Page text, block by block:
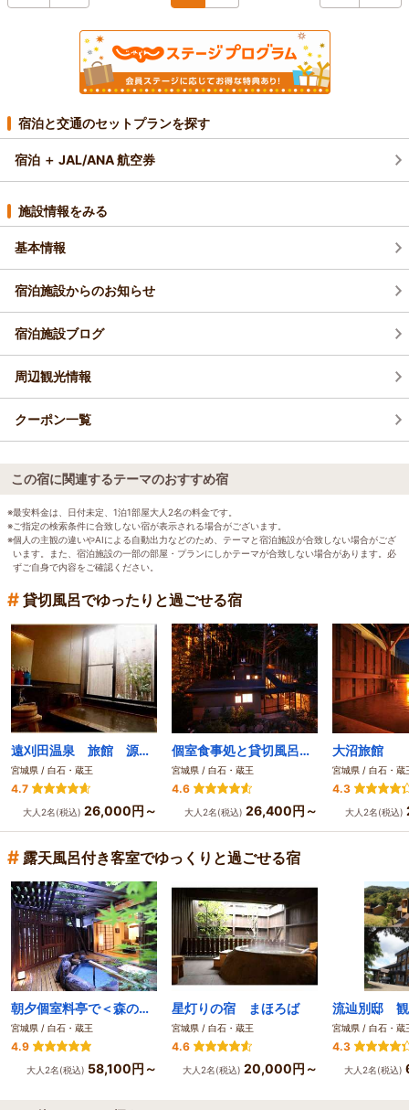
宿泊と交通のセットプランを探す
宿泊 ＋ JAL/ANA 航空券
施設情報をみる
基本情報
宿泊施設からのお知らせ
宿泊施設ブログ
周辺観光情報
クーポン一覧
この宿に関連するテーマのおすすめ宿
※最安料金は、日付未定、1泊1部屋大人2名の料金です。
※ご指定の検索条件に合致しない宿が表示される場合がございます。
※個人の主観の違いやAIによる自動出力などのため、テーマと宿泊施設が合致しない場合がござ
います。また、宿泊施設の一部の部屋・プランにしかテーマが合致しない場合があります。必
ずご自身で内容をご確認ください。
# 貸切風呂でゆったりと過ごせる宿
遠刈田温泉 旅館 源兵衛
宮城県 / 白石・蔵王
4.7
大人2名(税込) 26,000円～
個室食事処と貸切風呂が愉しめる宿 かっぱの宿旅館三治郎
宮城県 / 白石・蔵王
4.6
大人2名(税込) 26,400円～
大沼旅館
宮城県 / 白石・蔵
4.3
大人2名(税込)
# 露天風呂付き客室でゆっくりと過ごせる宿
朝夕個室料亭で＜森の晩餐＞をいただく美食宿 時音の宿湯主一條
宮城県 / 白石・蔵王
4.9
大人2名(税込) 58,100円～
星灯りの宿 まほろば
宮城県 / 白石・蔵王
4.6
大人2名(税込) 20,000円～
宮城県 / 白石・蔵
4.3
大人2名(税込)